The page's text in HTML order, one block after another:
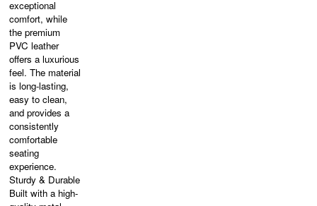
exceptional
comfort, while
the premium
PVC leather
offers a luxurious
feel. The material
is long-lasting,
easy to clean,
and provides a
consistently
comfortable
seating
experience.
Sturdy & Durable
Built with a high-